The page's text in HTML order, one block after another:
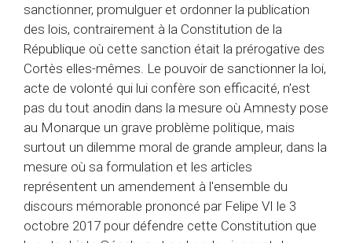
sanctionner, promulguer et ordonner la publication
des lois, contrairement à la Constitution de la
République où cette sanction était la prérogative des
Cortès elles-mêmes. Le pouvoir de sanctionner la loi,
acte de volonté qui lui confère son efficacité, n'est
pas du tout anodin dans la mesure où Amnesty pose
au Monarque un grave problème politique, mais
surtout un dilemme moral de grande ampleur, dans la
mesure où sa formulation et les articles
représentent un amendement à l'ensemble du
discours mémorable prononcé par Felipe VI le 3
octobre 2017 pour défendre cette Constitution que